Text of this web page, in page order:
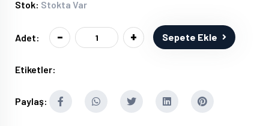
Stok: Stokta Var
Adet: - + Sepete Ekle
Etiketler:
Paylaş: